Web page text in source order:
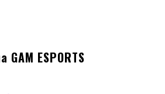
ESPORTS